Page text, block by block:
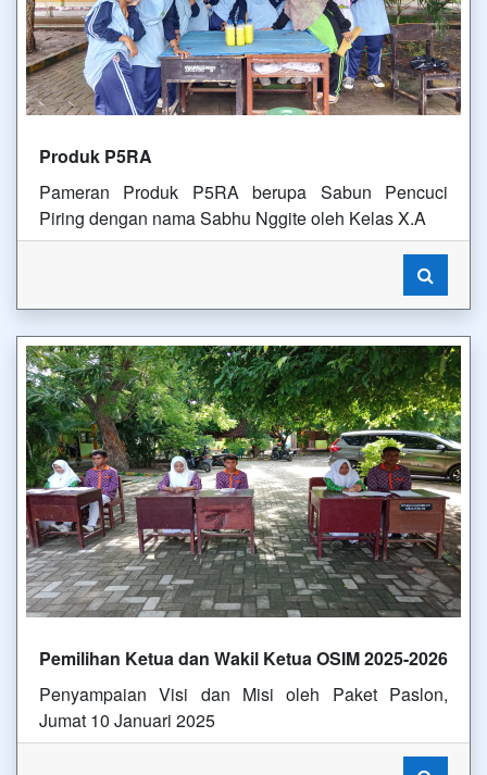
Produk P5RA
Pameran Produk P5RA berupa Sabun Pencuci
Piring dengan nama Sabhu Nggite oleh Kelas X.A
Pemilihan Ketua dan Wakil Ketua OSIM 2025-2026
Penyampaian Visi dan Misi oleh Paket Paslon,
Jumat 10 Januari 2025